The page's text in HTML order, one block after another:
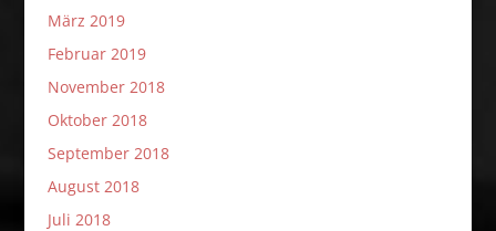
März 2019
Februar 2019
November 2018
Oktober 2018
September 2018
August 2018
Juli 2018